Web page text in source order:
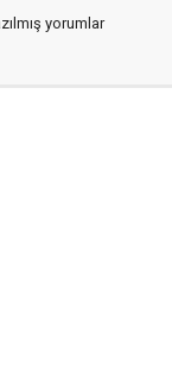
yorumlar